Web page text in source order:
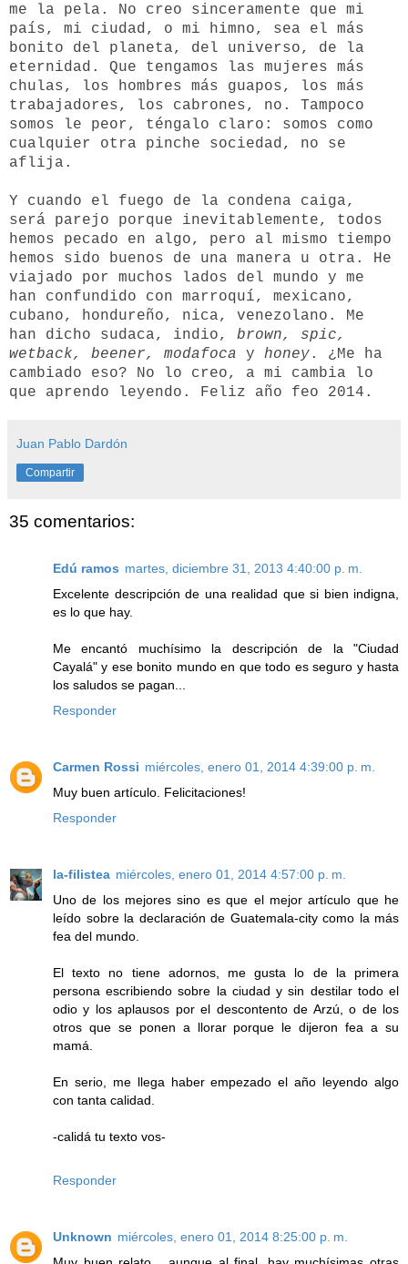
me la pela. No creo sinceramente que mi
país, mi ciudad, o mi himno, sea el más
bonito del planeta, del universo, de la
eternidad. Que tengamos las mujeres más
chulas, los hombres más guapos, los más
trabajadores, los cabrones, no. Tampoco
somos le peor, téngalo claro: somos como
cualquier otra pinche sociedad, no se
aflija.
Y cuando el fuego de la condena caiga,
será parejo porque inevitablemente, todos
hemos pecado en algo, pero al mismo tiempo
hemos sido buenos de una manera u otra. He
viajado por muchos lados del mundo y me
han confundido con marroquí, mexicano,
cubano, hondureño, nica, venezolano. Me
han dicho sudaca, indio, brown, spic,
wetback, beener, modafoca y honey. ¿Me ha
cambiado eso? No lo creo, a mi cambia lo
que aprendo leyendo. Feliz año feo 2014.
Juan Pablo Dardón
Compartir
35 comentarios:
Edú ramos martes, diciembre 31, 2013 4:40:00 p. m.
Excelente descripción de una realidad que si bien indigna,
es lo que hay.
Me encantó muchísimo la descripción de la "Ciudad
Cayalá" y ese bonito mundo en que todo es seguro y hasta
los saludos se pagan...
Responder
Carmen Rossi miércoles, enero 01, 2014 4:39:00 p. m.
Muy buen artículo. Felicitaciones!
Responder
la-filistea miércoles, enero 01, 2014 4:57:00 p. m.
Uno de los mejores sino es que el mejor artículo que he
leído sobre la declaración de Guatemala-city como la más
fea del mundo.
El texto no tiene adornos, me gusta lo de la primera
persona escribiendo sobre la ciudad y sin destilar todo el
odio y los aplausos por el descontento de Arzú, o de los
otros que se ponen a llorar porque le dijeron fea a su
mamá.
En serio, me llega haber empezado el año leyendo algo
con tanta calidad.
-calidá tu texto vos-
Responder
Unknown miércoles, enero 01, 2014 8:25:00 p. m.